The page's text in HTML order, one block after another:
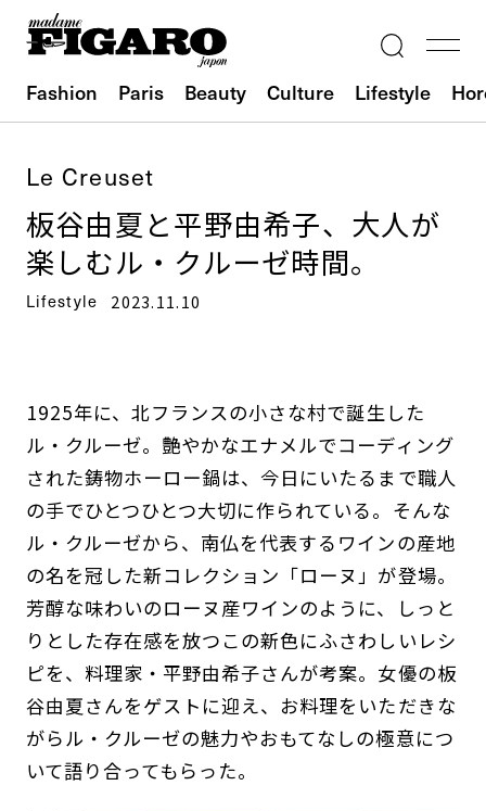
Fashion Paris Beauty Culture Lifestyle
Le Creuset
板谷由夏と平野由希子、大人が
楽しむル・クルーゼ時間。
Lifestyle 2023.11.10
1925年に、北フランスの小さな村で誕生した
ル・クルーゼ。艶やかなエナメルでコーディング
された鋳物ホーロー鍋は、今日にいたるまで職人
の手でひとつひとつ大切に作られている。そんな
ル・クルーゼから、南仏を代表するワインの産地
の名を冠した新コレクション「ローヌ」が登場。
芳醇な味わいのローヌ産ワインのように、しっと
りとした存在感を放つこの新色にふさわしいレシ
ピを、料理家・平野由希子さんが考案。女優の板
谷由夏さんをゲストに迎え、お料理をいただきな
がらル・クルーゼの魅力やおもてなしの極意につ
いて語り合ってもらった。